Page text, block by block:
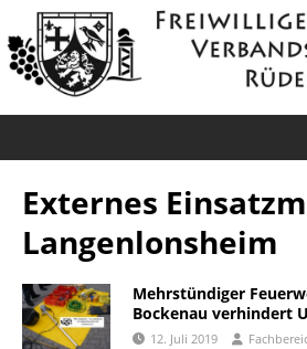
Externes
Langenlonsheim
Mehrstündiger
Bockenau verhindert
12. Juli 2019